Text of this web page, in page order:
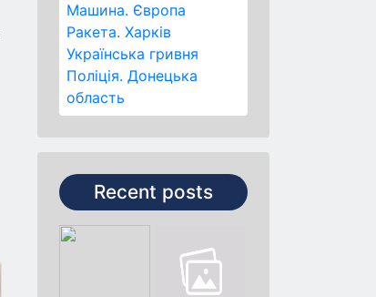
Машина. Європа
Ракета. Харків
Українська гривня
Поліція. Донецька
область
Recent posts